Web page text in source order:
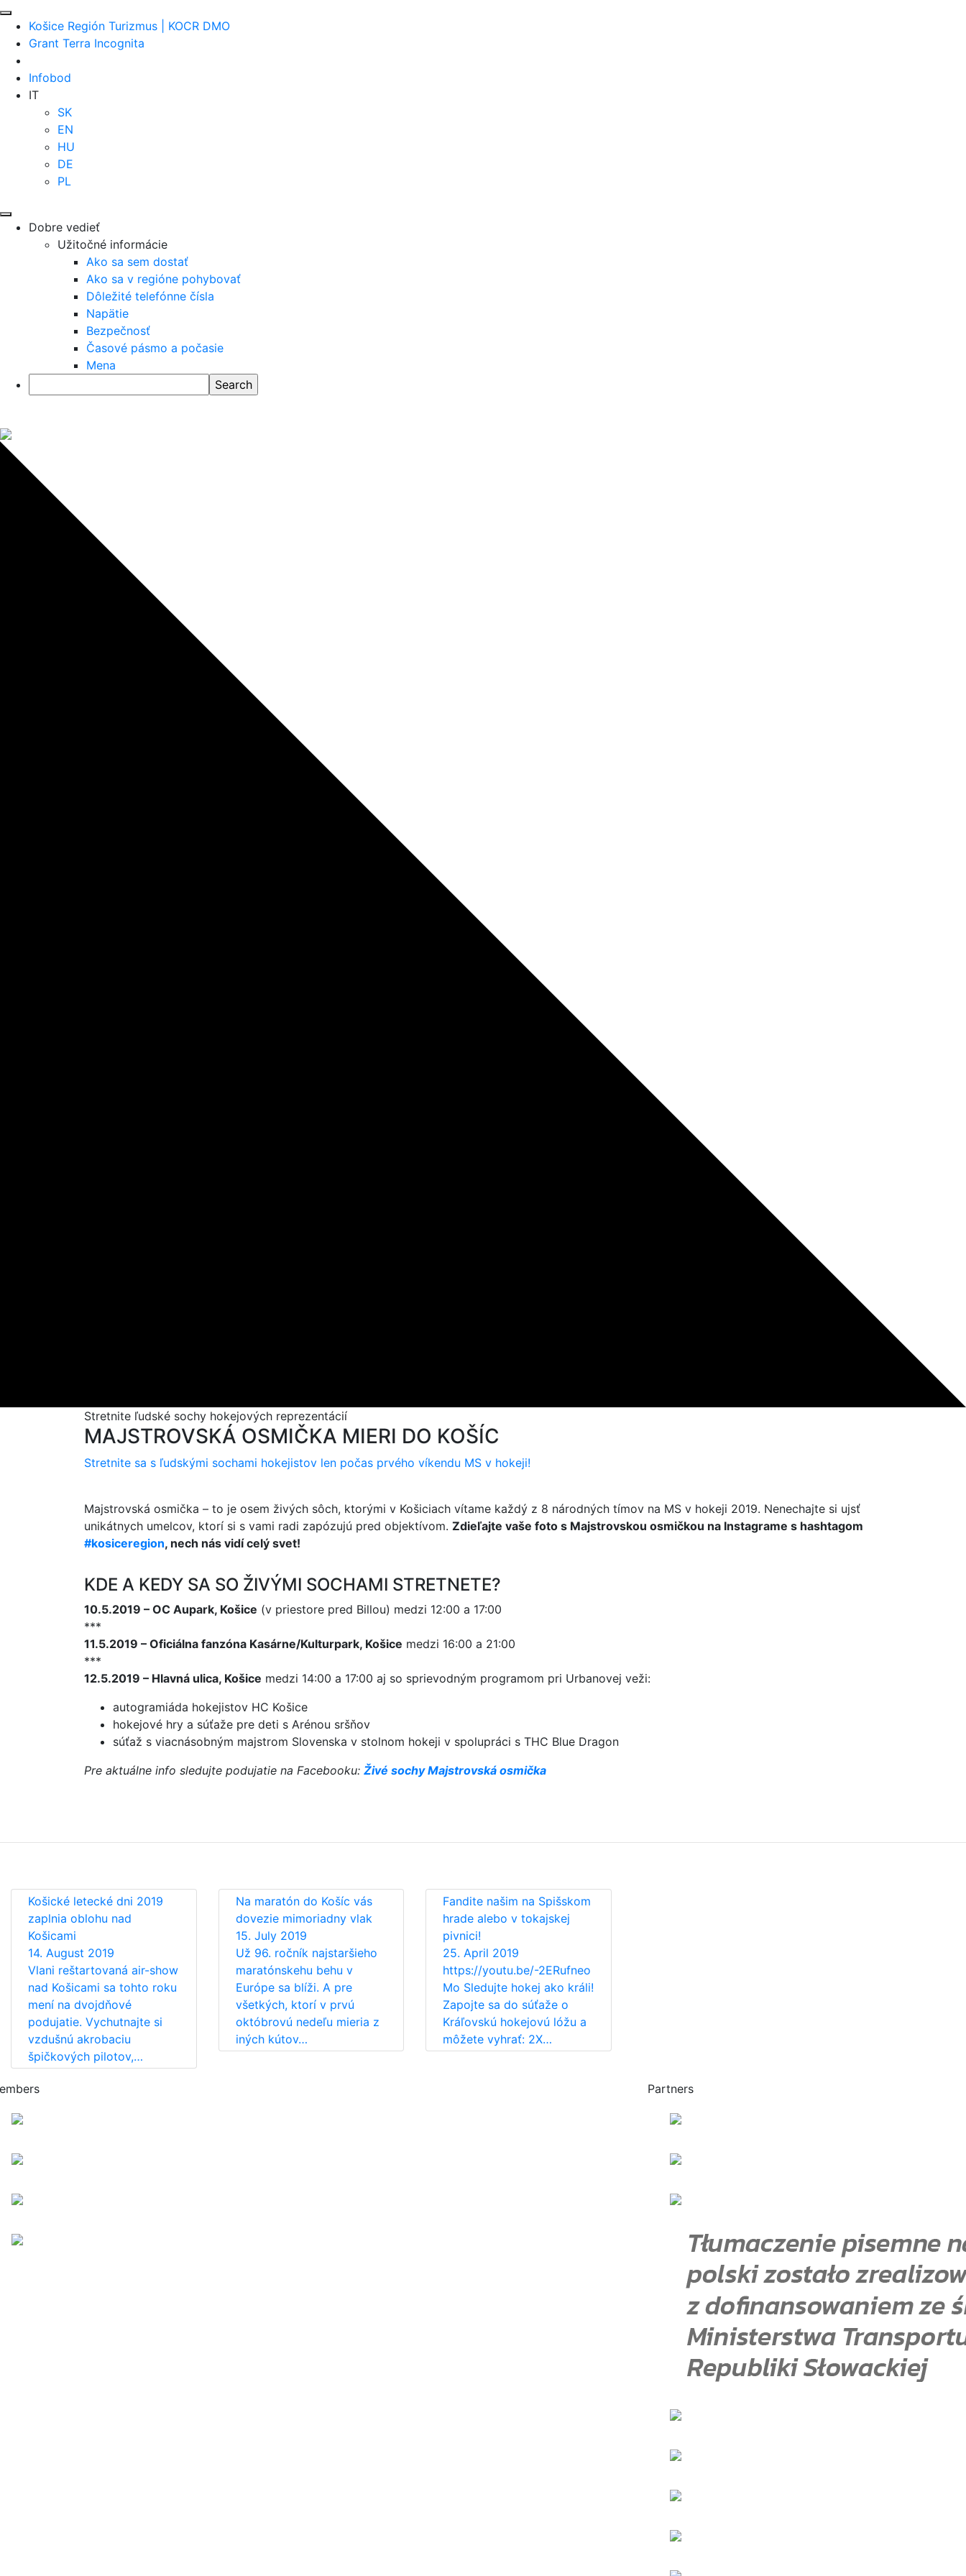
Košice Región Turizmus | KOCR DMO
Grant Terra Incognita
Infobod
IT
SK
EN
HU
DE
PL
Dobre vedieť
Užitočné informácie
Ako sa sem dostať
Ako sa v regióne pohybovať
Dôležité telefónne čísla
Napätie
Bezpečnosť
Časové pásmo a počasie
Mena
Stretnite ľudské sochy hokejových reprezentácií
MAJSTROVSKÁ OSMIČKA MIERI DO KOŠÍC
Stretnite sa s ľudskými sochami hokejistov len počas prvého víkendu MS v hokeji!
Majstrovská osmička – to je osem živých sôch, ktorými v Košiciach vítame každý z 8 národných tímov na MS v hokeji 2019. Nenechajte si ujsť
unikátnych umelcov, ktorí si s vami radi zapózujú pred objektívom. Zdieľajte vaše foto s Majstrovskou osmičkou na Instagrame s hashtagom
#kosiceregion, nech nás vidí celý svet!
KDE A KEDY SA SO ŽIVÝMI SOCHAMI STRETNETE?
10.5.2019 – OC Aupark, Košice (v priestore pred Billou) medzi 12:00 a 17:00
***
11.5.2019 – Oficiálna fanzóna Kasárne/Kulturpark, Košice medzi 16:00 a 21:00
***
12.5.2019 – Hlavná ulica, Košice medzi 14:00 a 17:00 aj so sprievodným programom pri Urbanovej veži:
autogramiáda hokejistov HC Košice
hokejové hry a súťaže pre deti s Arénou sršňov
súťaž s viacnásobným majstrom Slovenska v stolnom hokeji v spolupráci s THC Blue Dragon
Pre aktuálne info sledujte podujatie na Facebooku: Živé sochy Majstrovská osmička
Košické letecké dni 2019
zaplnia oblohu nad
Košicami
14. August 2019
Vlani reštartovaná air-show
nad Košicami sa tohto roku
mení na dvojdňové
podujatie. Vychutnajte si
vzdušnú akrobaciu
špičkových pilotov,…
Na maratón do Košíc vás
dovezie mimoriadny vlak
15. July 2019
Už 96. ročník najstaršieho
maratónskehu behu v
Európe sa blíži. A pre
všetkých, ktorí v prvú
októbrovú nedeľu mieria z
iných kútov…
Fandite našim na Spišskom
hrade alebo v tokajskej
pivnici!
25. April 2019
https://youtu.be/-2ERufneo
Mo Sledujte hokej ako králi!
Zapojte sa do súťaže o
Kráľovskú hokejovú lóžu a
môžete vyhrať: 2X…
Partners